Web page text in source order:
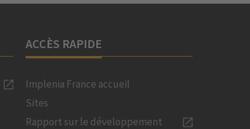
ACCÈS RAPIDE
Implenia France accueil
Sites
Rapport sur le développement